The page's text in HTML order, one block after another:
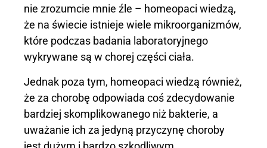
nie zrozumcie mnie źle – homeopaci wiedzą,
że na świecie istnieje wiele mikroorganizmów,
które podczas badania laboratoryjnego
wykrywane są w chorej części ciała.
Jednak poza tym, homeopaci wiedzą również,
że za chorobę odpowiada coś zdecydowanie
bardziej skomplikowanego niż bakterie, a
uważanie ich za jedyną przyczynę choroby